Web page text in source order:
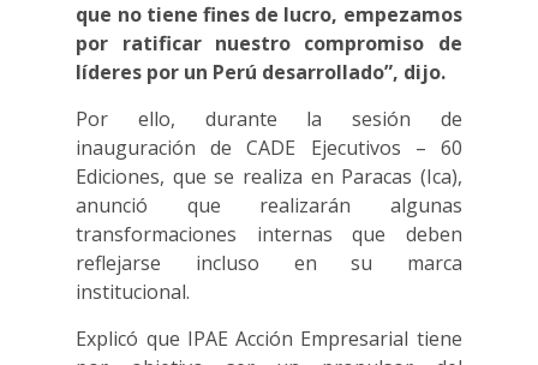
que no tiene fines de lucro, empezamos
por ratificar nuestro compromiso de
líderes por un Perú desarrollado”, dijo.
Por ello, durante la sesión de
inauguración de CADE Ejecutivos – 60
Ediciones, que se realiza en Paracas (Ica),
anunció que realizarán algunas
transformaciones internas que deben
reflejarse incluso en su marca
institucional.
Explicó que IPAE Acción Empresarial tiene